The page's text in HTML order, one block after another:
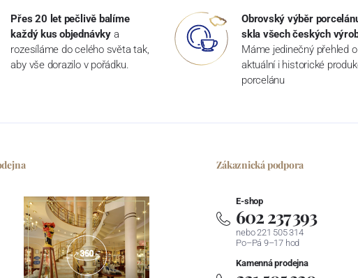
Přes 20 let pečlivě balíme
každý kus objednávky a
rozesíláme do celého světa tak,
aby vše dorazilo v pořádku.
Obrovský výběr
skla všech českých
Máme jedinečný přehled o
aktuální i historické
porcelánu
Zákaznická podpora
E-shop
602 237 393
nebo 221 505 314
Po–Pá 9–17 hod
Kamenná prodejna